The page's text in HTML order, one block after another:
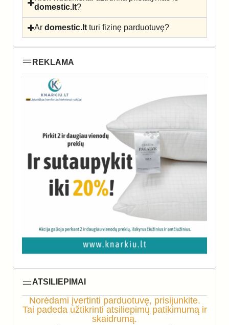
domestic.lt?
Ardomestic.lt turi fizinę parduotuvę?
REKLAMA
ATSILIEPIMAI
Norėdami įvertinti parduotuvę, prisijunkite.
Tai padeda užtikrinti atsiliepimų patikimumą ir
skaidrumą.